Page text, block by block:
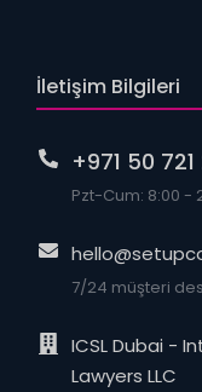
İletişim Bilgileri
+971 50
Pzt-Cum: 8:00 -
7/24 müşteri
ICSL Dubai -
Lawyers LLC